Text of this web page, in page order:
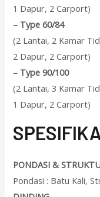
1 Dapur, 2 Carport)
– Type 60/84
(2 Lantai, 2 Kamar
2 Dapur, 2 Carport)
– Type 90/100
(2 Lantai, 3 Kamar
1 Dapur, 2 Carport)
PONDASI &
Pondasi : Batu Kali,